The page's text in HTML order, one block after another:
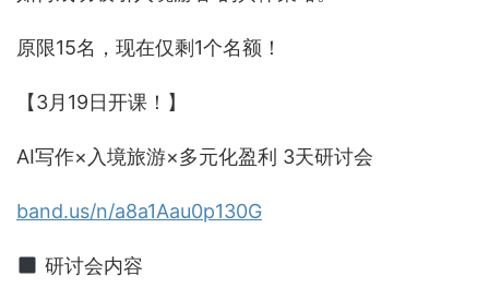
原限15名，现在仅剩1个名额！
【3月19日开课！】
AI写作×入境旅游×多元化盈利 3天研讨会
band.us/n/a8a1Aau0p130G
研讨会内容